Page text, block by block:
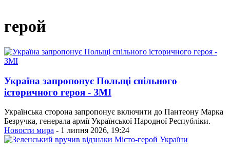
герой
Україна запропонує Польщі спільного
історичного героя - ЗМІ
Українська сторона запропонує включити до Пантеону Марка
Безручка, генерала армії Української Народної Республіки.
Новости мира - 1 липня 2026, 19:24